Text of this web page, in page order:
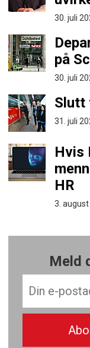
30. juli
på
30. juli
Slutt
31. juli
Hvis
HR
3.
Meld